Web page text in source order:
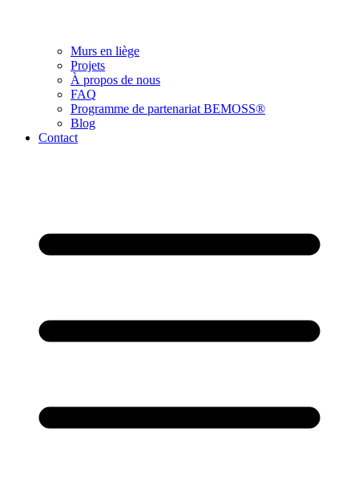
Murs en liège
Projets
À propos de nous
FAQ
Programme de partenariat BEMOSS®
Blog
Contact